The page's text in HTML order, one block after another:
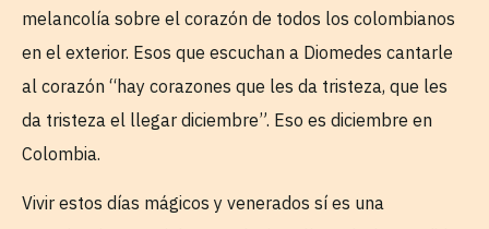
melancolía sobre el corazón de todos los colombianos
en el exterior. Esos que escuchan a Diomedes cantarle
al corazón “hay corazones que les da tristeza, que les
da tristeza el llegar diciembre”. Eso es diciembre en
Colombia.
Vivir estos días mágicos y venerados sí es una